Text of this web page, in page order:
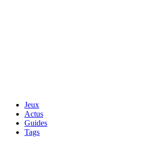
Jeux
Actus
Guides
Tags